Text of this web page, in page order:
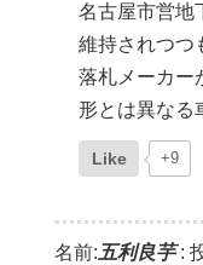
名古屋市営地
維持されつつ
落札メーカー
形とは異なる
Like +9
名前: 五利良芋: